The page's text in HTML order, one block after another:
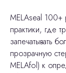
MELAseal 100+
практики, где
запечатывать
прозрачную
MELAfol) к